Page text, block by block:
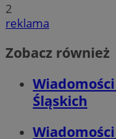
2
reklama
Zobacz również
Śląskich